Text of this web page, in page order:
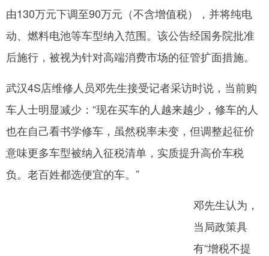
由130万元下调至90万元（不含增值税），并将纯电
动、燃料电池等车型纳入范围。该公告经国务院批准
后施行，被视为针对高端消费市场的征管扩面措施。
武汉4S店维修人员邓先生接受记者采访时说，当前购
车人士明显减少：“现在买车的人越来越少，修车的人
也在自己看书学修车，虽然税率未变，但调整起征价
意味更多车型被纳入征税清单，实质提升高价车税
负。老百姓都选便宜的车。”
邓先生认为，
当局政策具
有“增税不提